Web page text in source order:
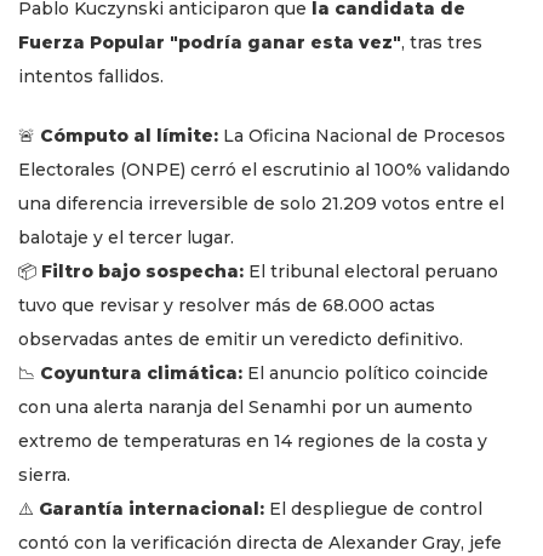
Pablo Kuczynski anticiparon que la candidata de
Fuerza Popular "podría ganar esta vez", tras tres
intentos fallidos.
🚨 Cómputo al límite: La Oficina Nacional de Procesos
Electorales (ONPE) cerró el escrutinio al 100% validando
una diferencia irreversible de solo 21.209 votos entre el
balotaje y el tercer lugar.
📦 Filtro bajo sospecha: El tribunal electoral peruano
tuvo que revisar y resolver más de 68.000 actas
observadas antes de emitir un veredicto definitivo.
📉 Coyuntura climática: El anuncio político coincide
con una alerta naranja del Senamhi por un aumento
extremo de temperaturas en 14 regiones de la costa y
sierra.
⚠️ Garantía internacional: El despliegue de control
contó con la verificación directa de Alexander Gray, jefe